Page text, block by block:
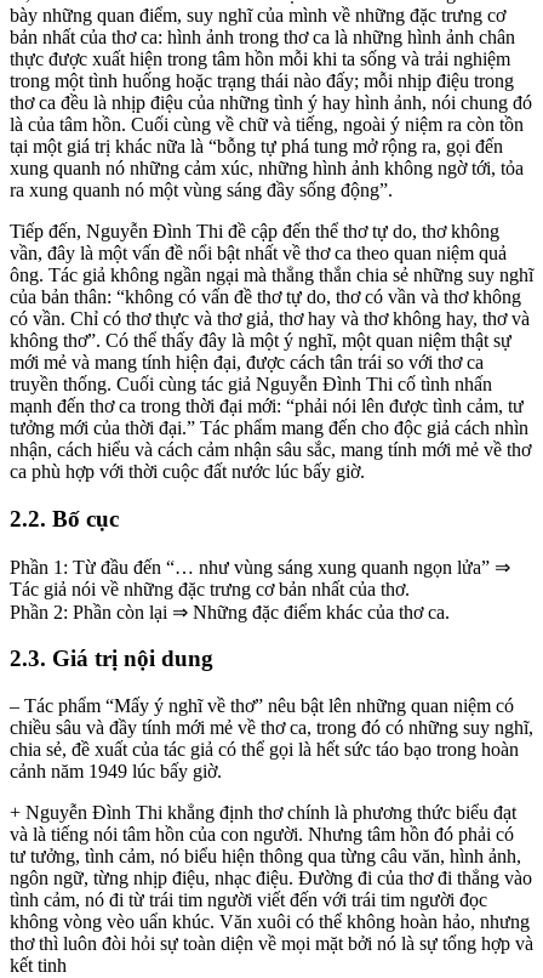
bày những quan điểm, suy nghĩ của mình về những đặc trưng cơ
bản nhất của thơ ca: hình ảnh trong thơ ca là những hình ảnh chân
thực được xuất hiện trong tâm hồn mỗi khi ta sống và trải nghiệm
trong một tình huống hoặc trạng thái nào đấy; mỗi nhịp điệu trong
thơ ca đều là nhịp điệu của những tình ý hay hình ảnh, nói chung đó
là của tâm hồn. Cuối cùng về chữ và tiếng, ngoài ý niệm ra còn tồn
tại một giá trị khác nữa là “bỗng tự phá tung mở rộng ra, gọi đến
xung quanh nó những cảm xúc, những hình ảnh không ngờ tới, tỏa
ra xung quanh nó một vùng sáng đầy sống động”.
Tiếp đến, Nguyễn Đình Thi đề cập đến thể thơ tự do, thơ không
vần, đây là một vấn đề nổi bật nhất về thơ ca theo quan niệm quả
ông. Tác giả không ngần ngại mà thẳng thắn chia sẻ những suy nghĩ
của bản thân: “không có vấn đề thơ tự do, thơ có vần và thơ không
có vần. Chỉ có thơ thực và thơ giả, thơ hay và thơ không hay, thơ và
không thơ”. Có thể thấy đây là một ý nghĩ, một quan niệm thật sự
mới mẻ và mang tính hiện đại, được cách tân trái so với thơ ca
truyền thống. Cuối cùng tác giả Nguyễn Đình Thi cố tình nhấn
mạnh đến thơ ca trong thời đại mới: “phải nói lên được tình cảm, tư
tưởng mới của thời đại.” Tác phẩm mang đến cho độc giả cách nhìn
nhận, cách hiểu và cách cảm nhận sâu sắc, mang tính mới mẻ về thơ
ca phù hợp với thời cuộc đất nước lúc bấy giờ.
2.2. Bố cục
Phần 1: Từ đầu đến “… như vùng sáng xung quanh ngọn lửa” ⇒
Tác giả nói về những đặc trưng cơ bản nhất của thơ.
Phần 2: Phần còn lại ⇒ Những đặc điểm khác của thơ ca.
2.3. Giá trị nội dung
– Tác phẩm “Mấy ý nghĩ về thơ” nêu bật lên những quan niệm có
chiều sâu và đầy tính mới mẻ về thơ ca, trong đó có những suy nghĩ,
chia sẻ, đề xuất của tác giả có thể gọi là hết sức táo bạo trong hoàn
cảnh năm 1949 lúc bấy giờ.
+ Nguyễn Đình Thi khẳng định thơ chính là phương thức biểu đạt
và là tiếng nói tâm hồn của con người. Nhưng tâm hồn đó phải có
tư tưởng, tình cảm, nó biểu hiện thông qua từng câu văn, hình ảnh,
ngôn ngữ, từng nhịp điệu, nhạc điệu. Đường đi của thơ đi thẳng vào
tình cảm, nó đi từ trái tim người viết đến với trái tim người đọc
không vòng vèo uẩn khúc. Văn xuôi có thể không hoàn hảo, nhưng
thơ thì luôn đòi hỏi sự toàn diện về mọi mặt bởi nó là sự tổng hợp và
kết tinh